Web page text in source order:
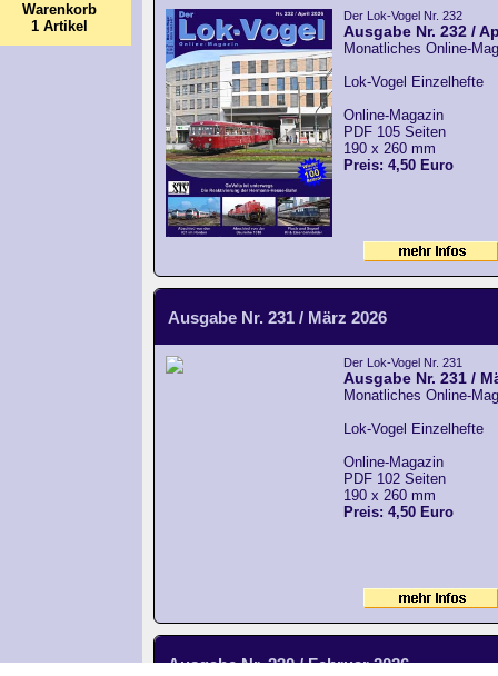
Der Lok-Vogel Nr. 232
Ausgabe Nr. 232 /
Monatliches Online-
Lok-Vogel Einzelhefte
Online-Magazin
PDF 105 Seiten
190 x 260 mm
Preis: 4,50 Euro
Ausgabe Nr. 231 / März 2026
Der Lok-Vogel Nr. 231
Ausgabe Nr. 231 /
Monatliches Online-
Lok-Vogel Einzelhefte
Online-Magazin
PDF 102 Seiten
190 x 260 mm
Preis: 4,50 Euro
Ausgabe Nr. 230 / Februar 2026
Warenkorb
1 Artikel